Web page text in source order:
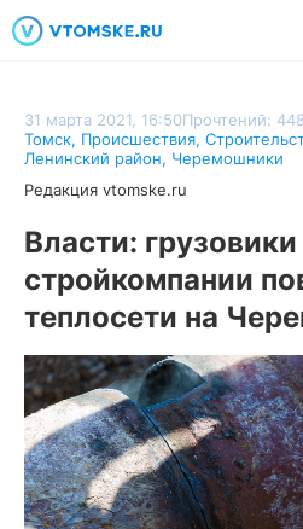
31 марта 2021, 16:50Прочтений:
Томск, Происшествия,
Ленинский район, Черемошники
Редакция vtomske.ru
Власти:
стройкомпании
теплосети на